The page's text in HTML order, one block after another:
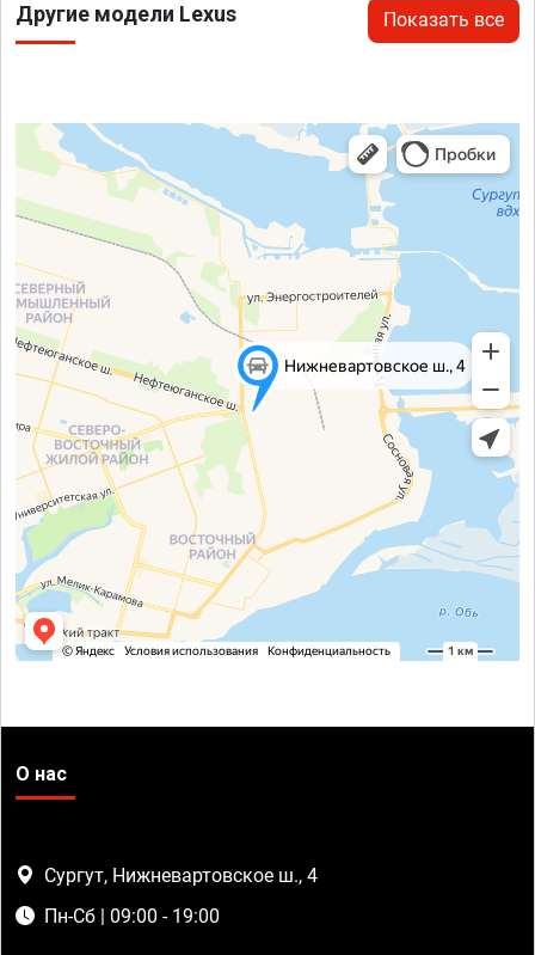
Другие модели Lexus Показать все
О нас
Сургут, Нижневартовское ш., 4
Пн-Сб | 09:00 - 19:00